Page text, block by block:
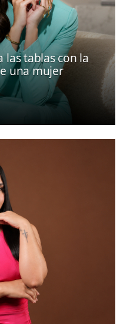
las tablas con la
una mujer